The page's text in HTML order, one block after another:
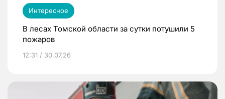
Интересное
В лесах Томской области за сутки потушили 5
пожаров
12:31 / 30.07.26